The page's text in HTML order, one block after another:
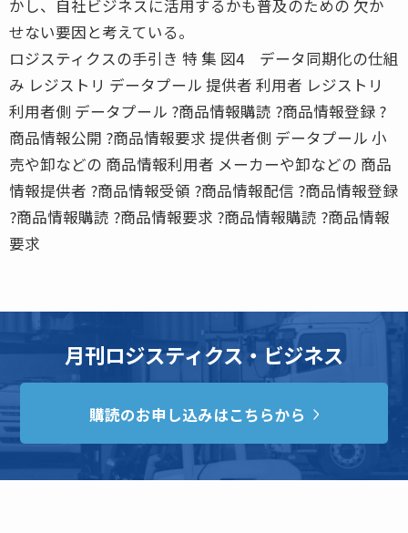
かし、自社ビジネスに活用するかも普及のための 欠か
せない要因と考えている。
ロジスティクスの手引き 特 集 図4 データ同期化の仕組
み レジストリ データプール 提供者 利用者 レジストリ
利用者側 データプール ?商品情報購読 ?商品情報登録 ?
商品情報公開 ?商品情報要求 提供者側 データプール 小
売や卸などの 商品情報利用者 メーカーや卸などの 商品
情報提供者 ?商品情報受領 ?商品情報配信 ?商品情報登録
?商品情報購読 ?商品情報要求 ?商品情報購読 ?商品情報
要求
月刊ロジスティクス・ビジネス
購読のお申し込みはこちらから